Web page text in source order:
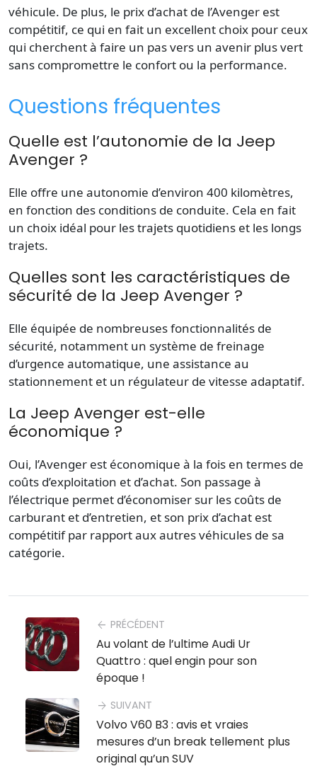
véhicule. De plus, le prix d’achat de l’Avenger est
compétitif, ce qui en fait un excellent choix pour ceux
qui cherchent à faire un pas vers un avenir plus vert
sans compromettre le confort ou la performance.
Questions fréquentes
Quelle est l’autonomie de la Jeep
Avenger ?
Elle offre une autonomie d’environ 400 kilomètres,
en fonction des conditions de conduite. Cela en fait
un choix idéal pour les trajets quotidiens et les longs
trajets.
Quelles sont les caractéristiques de
sécurité de la Jeep Avenger ?
Elle équipée de nombreuses fonctionnalités de
sécurité, notamment un système de freinage
d’urgence automatique, une assistance au
stationnement et un régulateur de vitesse adaptatif.
La Jeep Avenger est-elle
économique ?
Oui, l’Avenger est économique à la fois en termes de
coûts d’exploitation et d’achat. Son passage à
l’électrique permet d’économiser sur les coûts de
carburant et d’entretien, et son prix d’achat est
compétitif par rapport aux autres véhicules de sa
catégorie.
arrow_back PRÉCÉDENT
Au volant de l’ultime Audi Ur
Quattro : quel engin pour son
époque !
arrow_forward SUIVANT
Volvo V60 B3 : avis et vraies
mesures d’un break tellement plus
original qu’un SUV